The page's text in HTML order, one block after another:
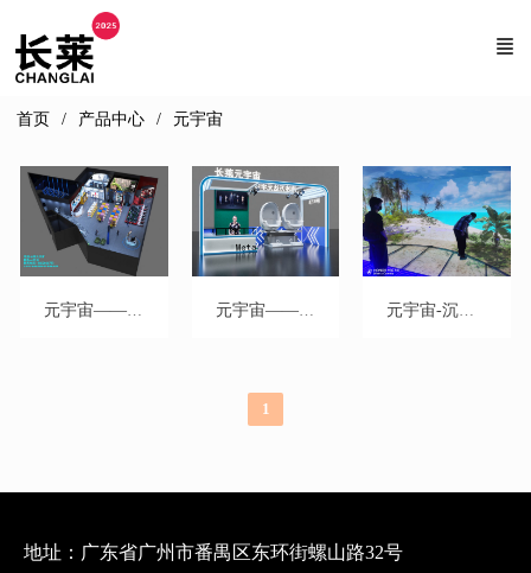
首页 产品中心 元宇宙
元宇宙——主题乐园案例 元宇宙——数字直播+数字商店
1
地址：广东省广州市番禺区东环街螺山路32号